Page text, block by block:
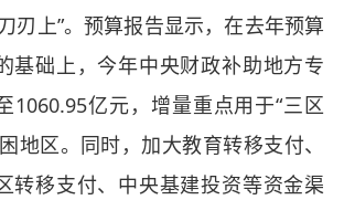
上”。预算报告显示，在去年预算
基础上，今年中央财政补助地方专
1060.95亿元，增量重点用于“三区
地区。同时，加大教育转移支付、
转移支付、中央基建投资等资金渠